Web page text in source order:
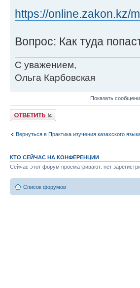
https://online.zakon.kz/
Вопрос: Как туда
С уважением,
Ольга Карбовская
Показать
Ответить
Вернуться в Практика изучения казахского
КТО СЕЙЧАС НА КОНФЕРЕНЦИИ
Сейчас этот форум просматривают: нет
Список форумов